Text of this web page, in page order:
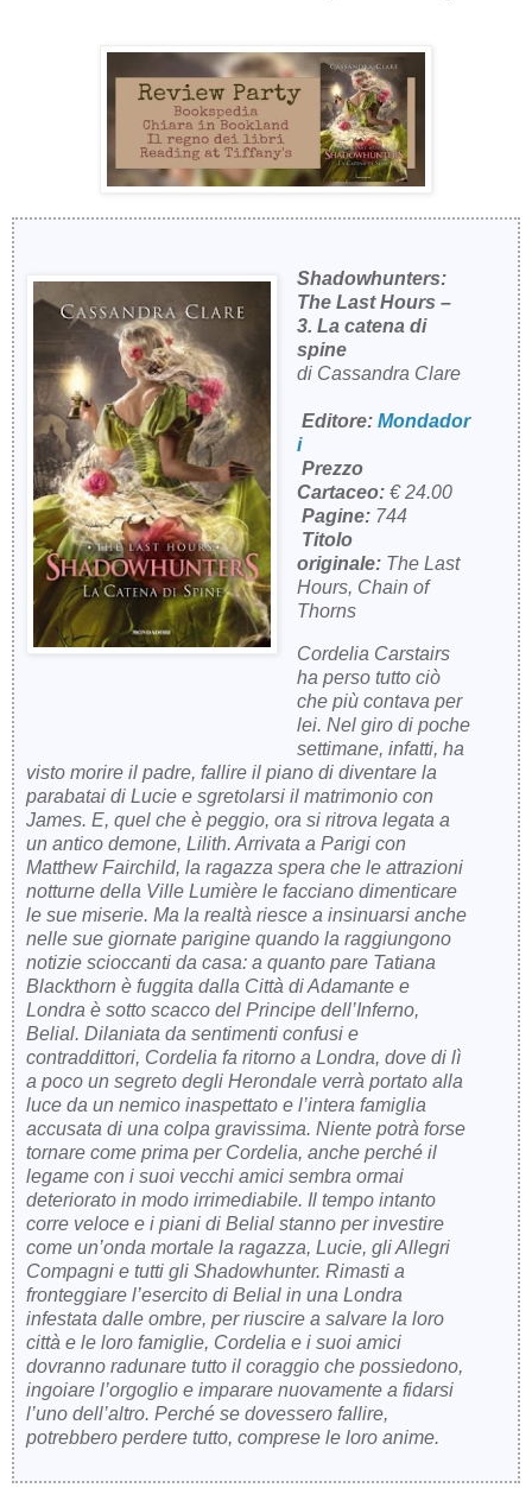
Shadowhunters:
The Last Hours –
3. La catena di
spine
di Cassandra Clare
Editore:Mondador
i
Prezzo
Cartaceo: € 24.00
Pagine: 744
Titolo
originale: The Last
Hours, Chain of
Thorns
Cordelia Carstairs
ha perso tutto ciò
che più contava per
lei. Nel giro di poche
settimane, infatti, ha
visto morire il padre, fallire il piano di diventare la
parabatai di Lucie e sgretolarsi il matrimonio con
James. E, quel che è peggio, ora si ritrova legata a
un antico demone, Lilith. Arrivata a Parigi con
Matthew Fairchild, la ragazza spera che le attrazioni
notturne della Ville Lumière le facciano dimenticare
le sue miserie. Ma la realtà riesce a insinuarsi anche
nelle sue giornate parigine quando la raggiungono
notizie scioccanti da casa: a quanto pare Tatiana
Blackthorn è fuggita dalla Città di Adamante e
Londra è sotto scacco del Principe dell’Inferno,
Belial. Dilaniata da sentimenti confusi e
contraddittori, Cordelia fa ritorno a Londra, dove di lì
a poco un segreto degli Herondale verrà portato alla
luce da un nemico inaspettato e l’intera famiglia
accusata di una colpa gravissima. Niente potrà forse
tornare come prima per Cordelia, anche perché il
legame con i suoi vecchi amici sembra ormai
deteriorato in modo irrimediabile. Il tempo intanto
corre veloce e i piani di Belial stanno per investire
come un’onda mortale la ragazza, Lucie, gli Allegri
Compagni e tutti gli Shadowhunter. Rimasti a
fronteggiare l’esercito di Belial in una Londra
infestata dalle ombre, per riuscire a salvare la loro
città e le loro famiglie, Cordelia e i suoi amici
dovranno radunare tutto il coraggio che possiedono,
ingoiare l’orgoglio e imparare nuovamente a fidarsi
l’uno dell’altro. Perché se dovessero fallire,
potrebbero perdere tutto, comprese le loro anime.